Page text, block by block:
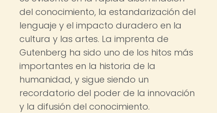
del conocimiento, la estandarización del
lenguaje y el impacto duradero en la
cultura y las artes. La imprenta de
Gutenberg ha sido uno de los hitos más
importantes en la historia de la
humanidad, y sigue siendo un
recordatorio del poder de la innovación
y la difusión del conocimiento.